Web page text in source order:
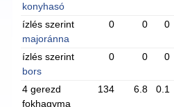
konyhasó
ízlés szerint
majoránna
0 0 0
ízlés szerint
bors
0 0 0
4 gerezd
fokhagyma
134 6.8 0.1